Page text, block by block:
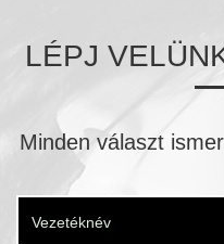
LÉPJ
Minden választ